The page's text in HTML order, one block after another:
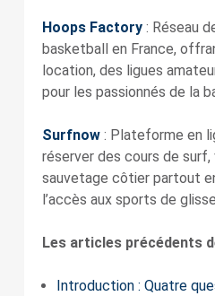
Hoops Factory: Réseau
basketball en France,
location, des ligues
pour les passionnés de la
Surfnow: Plateforme en
réserver des cours de
sauvetage côtier partout
l’accès aux sports de
Les articles précédents
Introduction : Quatre